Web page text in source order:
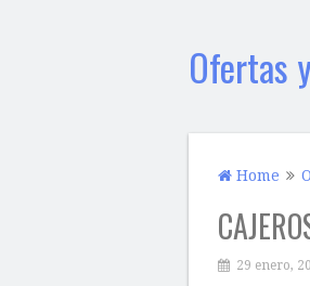
Ofertas
Home
29 enero,